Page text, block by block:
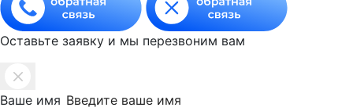
Оставьте заявку и мы перезвоним вам
Ваше имя